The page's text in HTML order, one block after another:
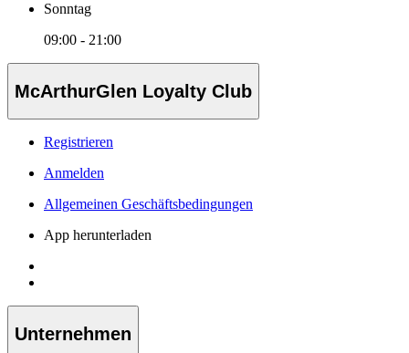
Sonntag
09:00 - 21:00
McArthurGlen Loyalty Club
Registrieren
Anmelden
Allgemeinen Geschäftsbedingungen
App herunterladen
Unternehmen